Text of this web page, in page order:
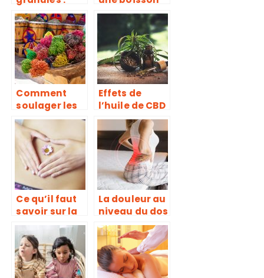
Quels sont les
avantages ?
alcoolisée la
bénéfique
pour rester en
bonne santé
Comment
soulager les
douleurs
avec la rose
de jericho ?
Effets de
l’huile de CBD
sur le corps
Ce qu’il faut
savoir sur la
kinésiologie
La douleur au
niveau du dos
peut conduire
à une
indigestion